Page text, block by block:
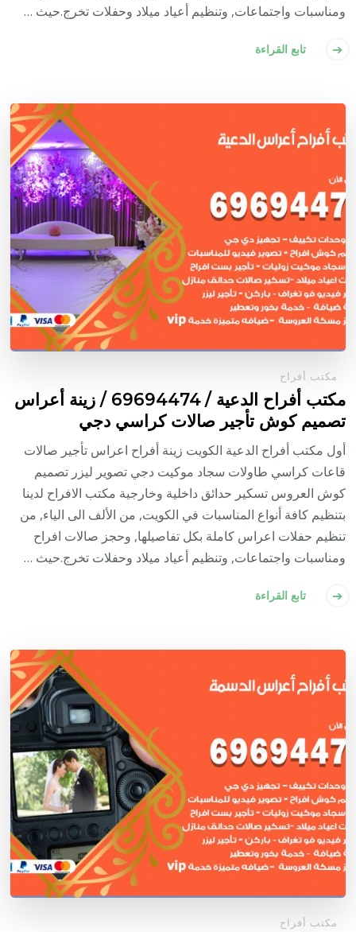
ومناسبات واجتماعات, وتنظيم أعياد ميلاد وحفلات تخرج.حيث …
تابع القراءة
مكتب أفراح
مكتب أفراح الدعية / 69694474 / زينة أعراس
تصميم كوش تأجير صالات كراسي دجي
أول مكتب أفراح الدعية الكويت زينة أفراح اعراس تأجير صالات
قاعات كراسي طاولات سجاد موكيت دجي تصوير ليزر تصميم
كوش العروس تسكير حدائق داخلية وخارجية مكتب الافراح لدينا
بتنظيم كافة أنواع المناسبات في الكويت, من الألف الى الياء, من
تنظيم حفلات اعراس كاملة بكل تفاصيلها, وحجز صالات افراح
ومناسبات واجتماعات, وتنظيم أعياد ميلاد وحفلات تخرج.حيث …
تابع القراءة
مكتب أفراح